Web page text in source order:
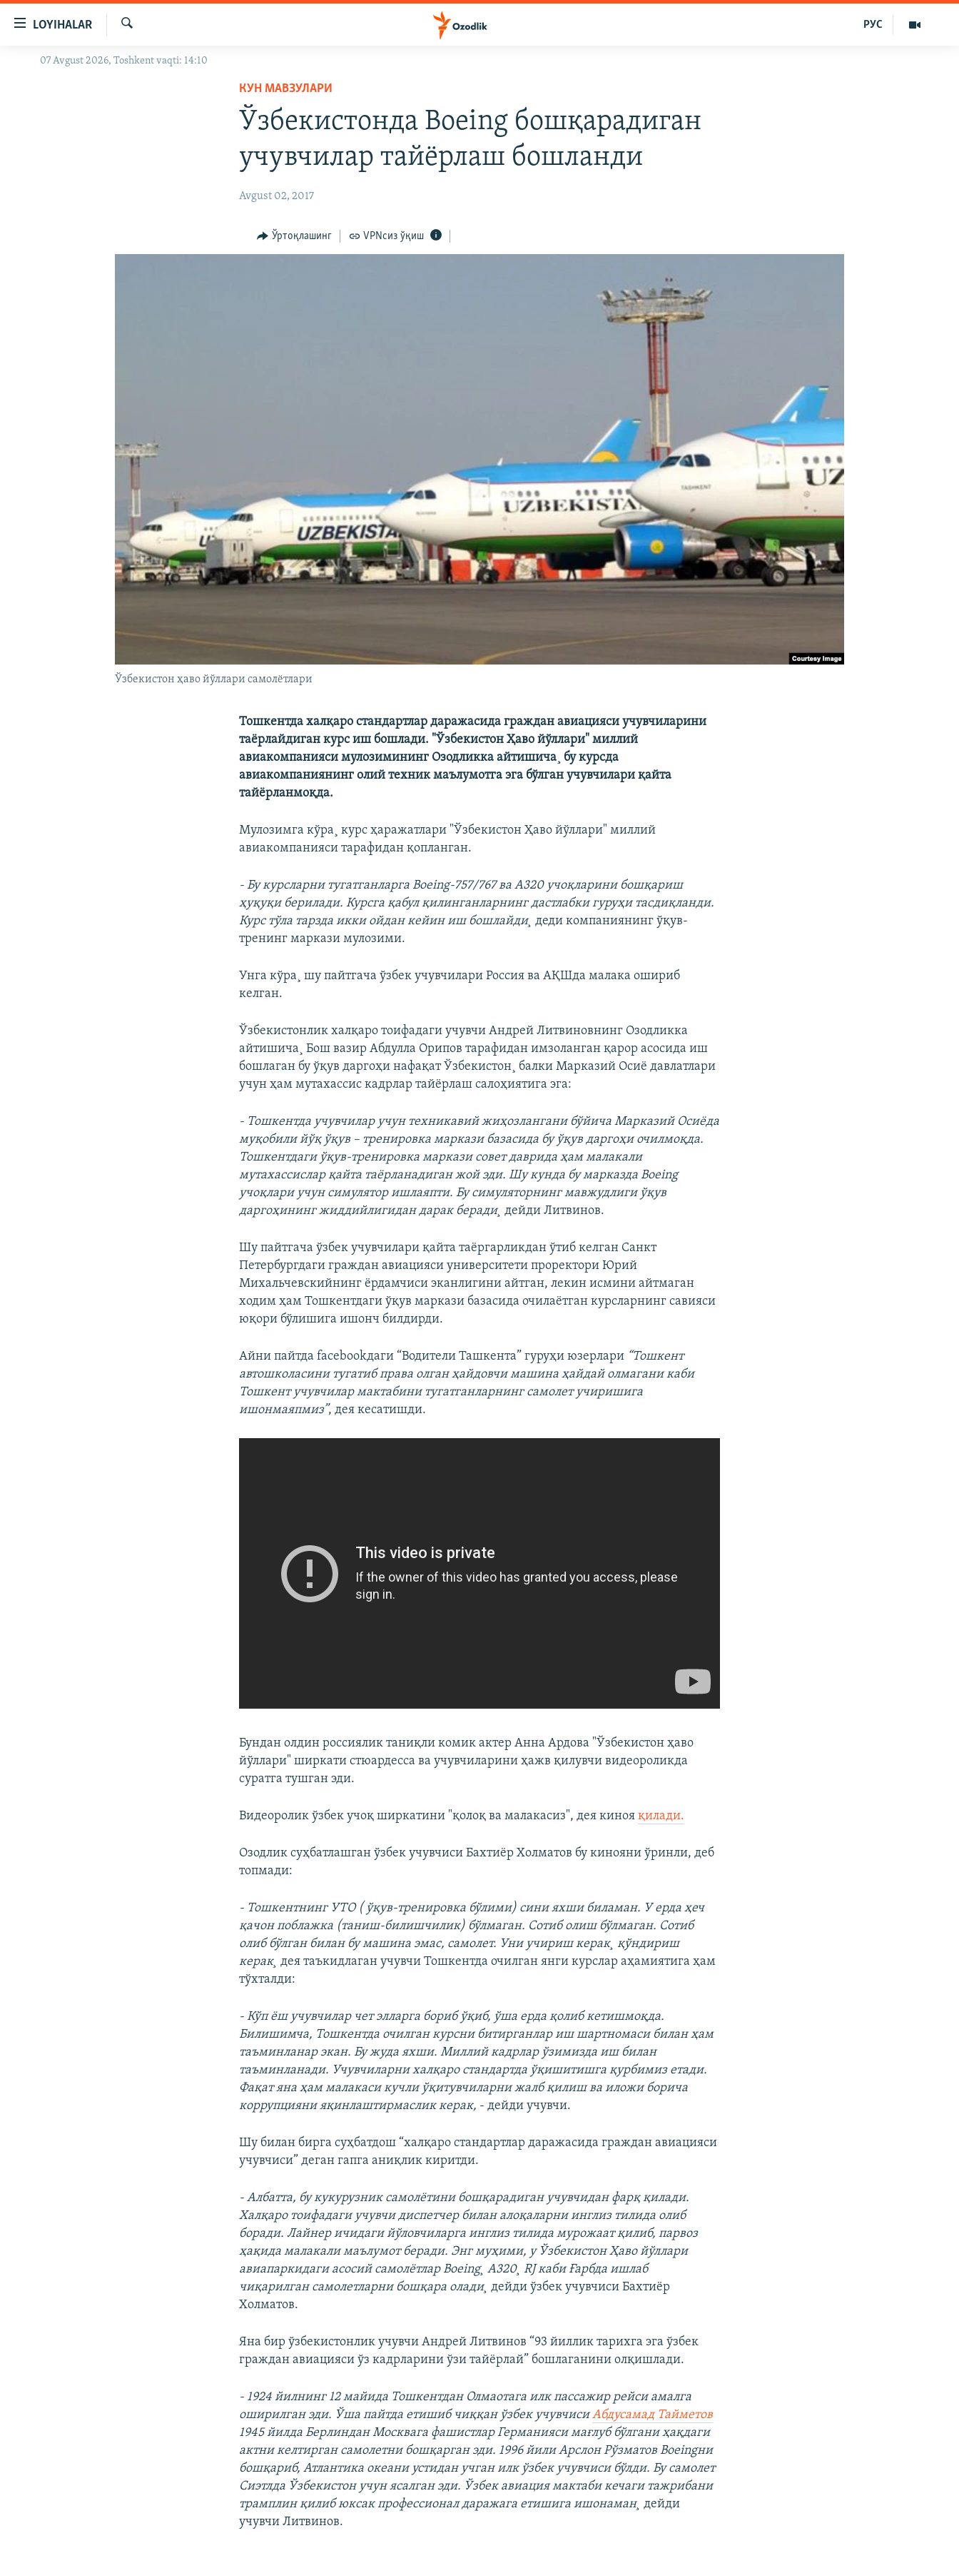
Бош
LOYIHALAR
OZODLIK SURISHTIRUVLARI
Излаш
РУС
07 Avgust 2026, Toshkent vaqti: 14:10
КУН МАВЗУЛАРИ
Ўзбекистонда Boeing бошқарадиган
учувчилар тайёрлаш бошланди
Avgust 02, 2017
Ўртоқлашинг VPNсиз ўқиш
Ўзбекистон ҳаво йўллари самолëтлари
Тошкентда халқаро стандартлар даражасида граждан авиацияси учувчиларини
таëрлайдиган курс иш бошлади. "Ўзбекистон Ҳаво йўллари" миллий
авиакомпанияси мулозимининг Озодликка айтишича¸ бу курсда
авиакомпаниянинг олий техник маълумотга эга бўлган учувчилари қайта
тайëрланмоқда.
Мулозимга кўра¸ курс ҳаражатлари "Ўзбекистон Ҳаво йўллари" миллий
авиакомпанияси тарафидан қопланган.
- Бу курсларни тугатганларга Boeing-757/767 ва А320 учоқларини бошқариш
ҳуқуқи берилади. Курсга қабул қилинганларнинг дастлабки гуруҳи тасдиқланди.
Курс тўла тарзда икки ойдан кейин иш бошлайди¸ деди компаниянинг ўқув-
тренинг маркази мулозими.
Унга кўра¸ шу пайтгача ўзбек учувчилари Россия ва АҚШда малака ошириб
келган.
Ўзбекистонлик халқаро тоифадаги учувчи Андрей Литвиновнинг Озодликка
айтишича¸ Бош вазир Абдулла Орипов тарафидан имзоланган қарор асосида иш
бошлаган бу ўқув даргоҳи нафақат Ўзбекистон¸ балки Марказий Осиë давлатлари
учун ҳам мутахассис кадрлар тайëрлаш салоҳиятига эга:
- Тошкентда учувчилар учун техникавий жиҳозлангани бўйича Марказий Осиëда
муқобили йўқ ўқув – тренировка маркази базасида бу ўқув даргоҳи очилмоқда.
Тошкентдаги ўқув-тренировка маркази совет даврида ҳам малакали
мутахассислар қайта таëрланадиган жой эди. Шу кунда бу марказда Boeing
учоқлари учун симулятор ишлаяпти. Бу симуляторнинг мавжудлиги ўқув
даргоҳининг жиддийлигидан дарак беради¸ дейди Литвинов.
Шу пайтгача ўзбек учувчилари қайта таëргарликдан ўтиб келган Санкт
Петербургдаги граждан авиацияси университети проректори Юрий
Михальчевскийнинг ëрдамчиси эканлигини айтган, лекин исмини айтмаган
ходим ҳам Тошкентдаги ўқув маркази базасида очилаëтган курсларнинг савияси
юқори бўлишига ишонч билдирди.
Айни пайтда facebookдаги “Водители Ташкента” гуруҳи юзерлари “Тошкент
автошколасини тугатиб права олган ҳайдовчи машина ҳайдай олмагани каби
Тошкент учувчилар мактабини тугатганларнинг самолет учиришига
ишонмаяпмиз”, дея кесатишди.
Бундан олдин россиялик таниқли комик актер Анна Ардова "Ўзбекистон ҳаво
йўллари" ширкати стюардесса ва учувчиларини ҳажв қилувчи видеороликда
суратга тушган эди.
Видеоролик ўзбек учоқ ширкатини "қолоқ ва малакасиз", дея кинояқилади.
Озодлик суҳбатлашган ўзбек учувчиси Бахтиëр Холматов бу кинояни ўринли, деб
топмади:
- Тошкентнинг УТО ( ўқув-тренировка бўлими) сини яхши биламан. У ерда ҳеч
қачон поблажка (таниш-билишчилик) бўлмаган. Сотиб олиш бўлмаган. Сотиб
олиб бўлган билан бу машина эмас, самолет. Уни учириш керак¸ қўндириш
керак¸ дея таъкидлаган учувчи Тошкентда очилган янги курслар аҳамиятига ҳам
тўхталди:
- Кўп ëш учувчилар чет элларга бориб ўқиб, ўша ерда қолиб кетишмоқда.
Билишимча, Тошкентда очилган курсни битирганлар иш шартномаси билан ҳам
таъминланар экан. Бу жуда яхши. Миллий кадрлар ўзимизда иш билан
таъминланади. Учувчиларни халқаро стандартда ўқишитишга қурбимиз етади.
Фақат яна ҳам малакаси кучли ўқитувчиларни жалб қилиш ва иложи борича
коррупцияни яқинлаштирмаслик керак, - дейди учувчи.
Шу билан бирга суҳбатдош “халқаро стандартлар даражасида граждан авиацияси
учувчиси” деган гапга аниқлик киритди.
- Албатта, бу кукурузник самолётини бошқарадиган учувчидан фарқ қилади.
Халқаро тоифадаги учувчи диспетчер билан алоқаларни инглиз тилида олиб
боради. Лайнер ичидаги йўловчиларга инглиз тилида мурожаат қилиб, парвоз
ҳақида малакали маълумот беради. Энг муҳими, у Ўзбекистон Ҳаво йўллари
авиапаркидаги асосий самолётлар Boeing¸ А320¸ RJ каби Ғарбда ишлаб
чиқарилган самолетларни бошқара олади¸ дейди ўзбек учувчиси Бахтиëр
Холматов.
Яна бир ўзбекистонлик учувчи Андрей Литвинов “93 йиллик тарихга эга ўзбек
граждан авиацияси ўз кадрларини ўзи тайëрлай” бошлаганини олқишлади.
- 1924 йилнинг 12 майида Тошкентдан Олмаотага илк пассажир рейси амалга
оширилган эди. Ўша пайтда етишиб чиққан ўзбек учувчисиАбдусамад Тайметов
1945 йилда Берлиндан Москвага фашистлар Германияси мағлуб бўлгани ҳақдаги
актни келтирган самолетни бошқарган эди. 1996 йили Арслон Рўзматов Boeingни
бошқариб, Атлантика океани устидан учган илк ўзбек учувчиси бўлди. Бу самолет
Сиэтлда Ўзбекистон учун ясалган эди. Ўзбек авиация мактаби кечаги тажрибани
трамплин қилиб юксак профессионал даражага етишига ишонаман¸ дейди
учувчи Литвинов.